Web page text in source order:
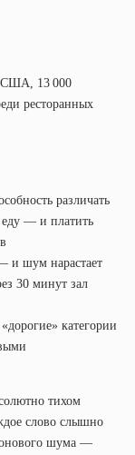
США, 13 000
ресторанных
различать
еду — и платить
и шум нарастает
30 минут зал
категории
тихом
слово слышно
шума —